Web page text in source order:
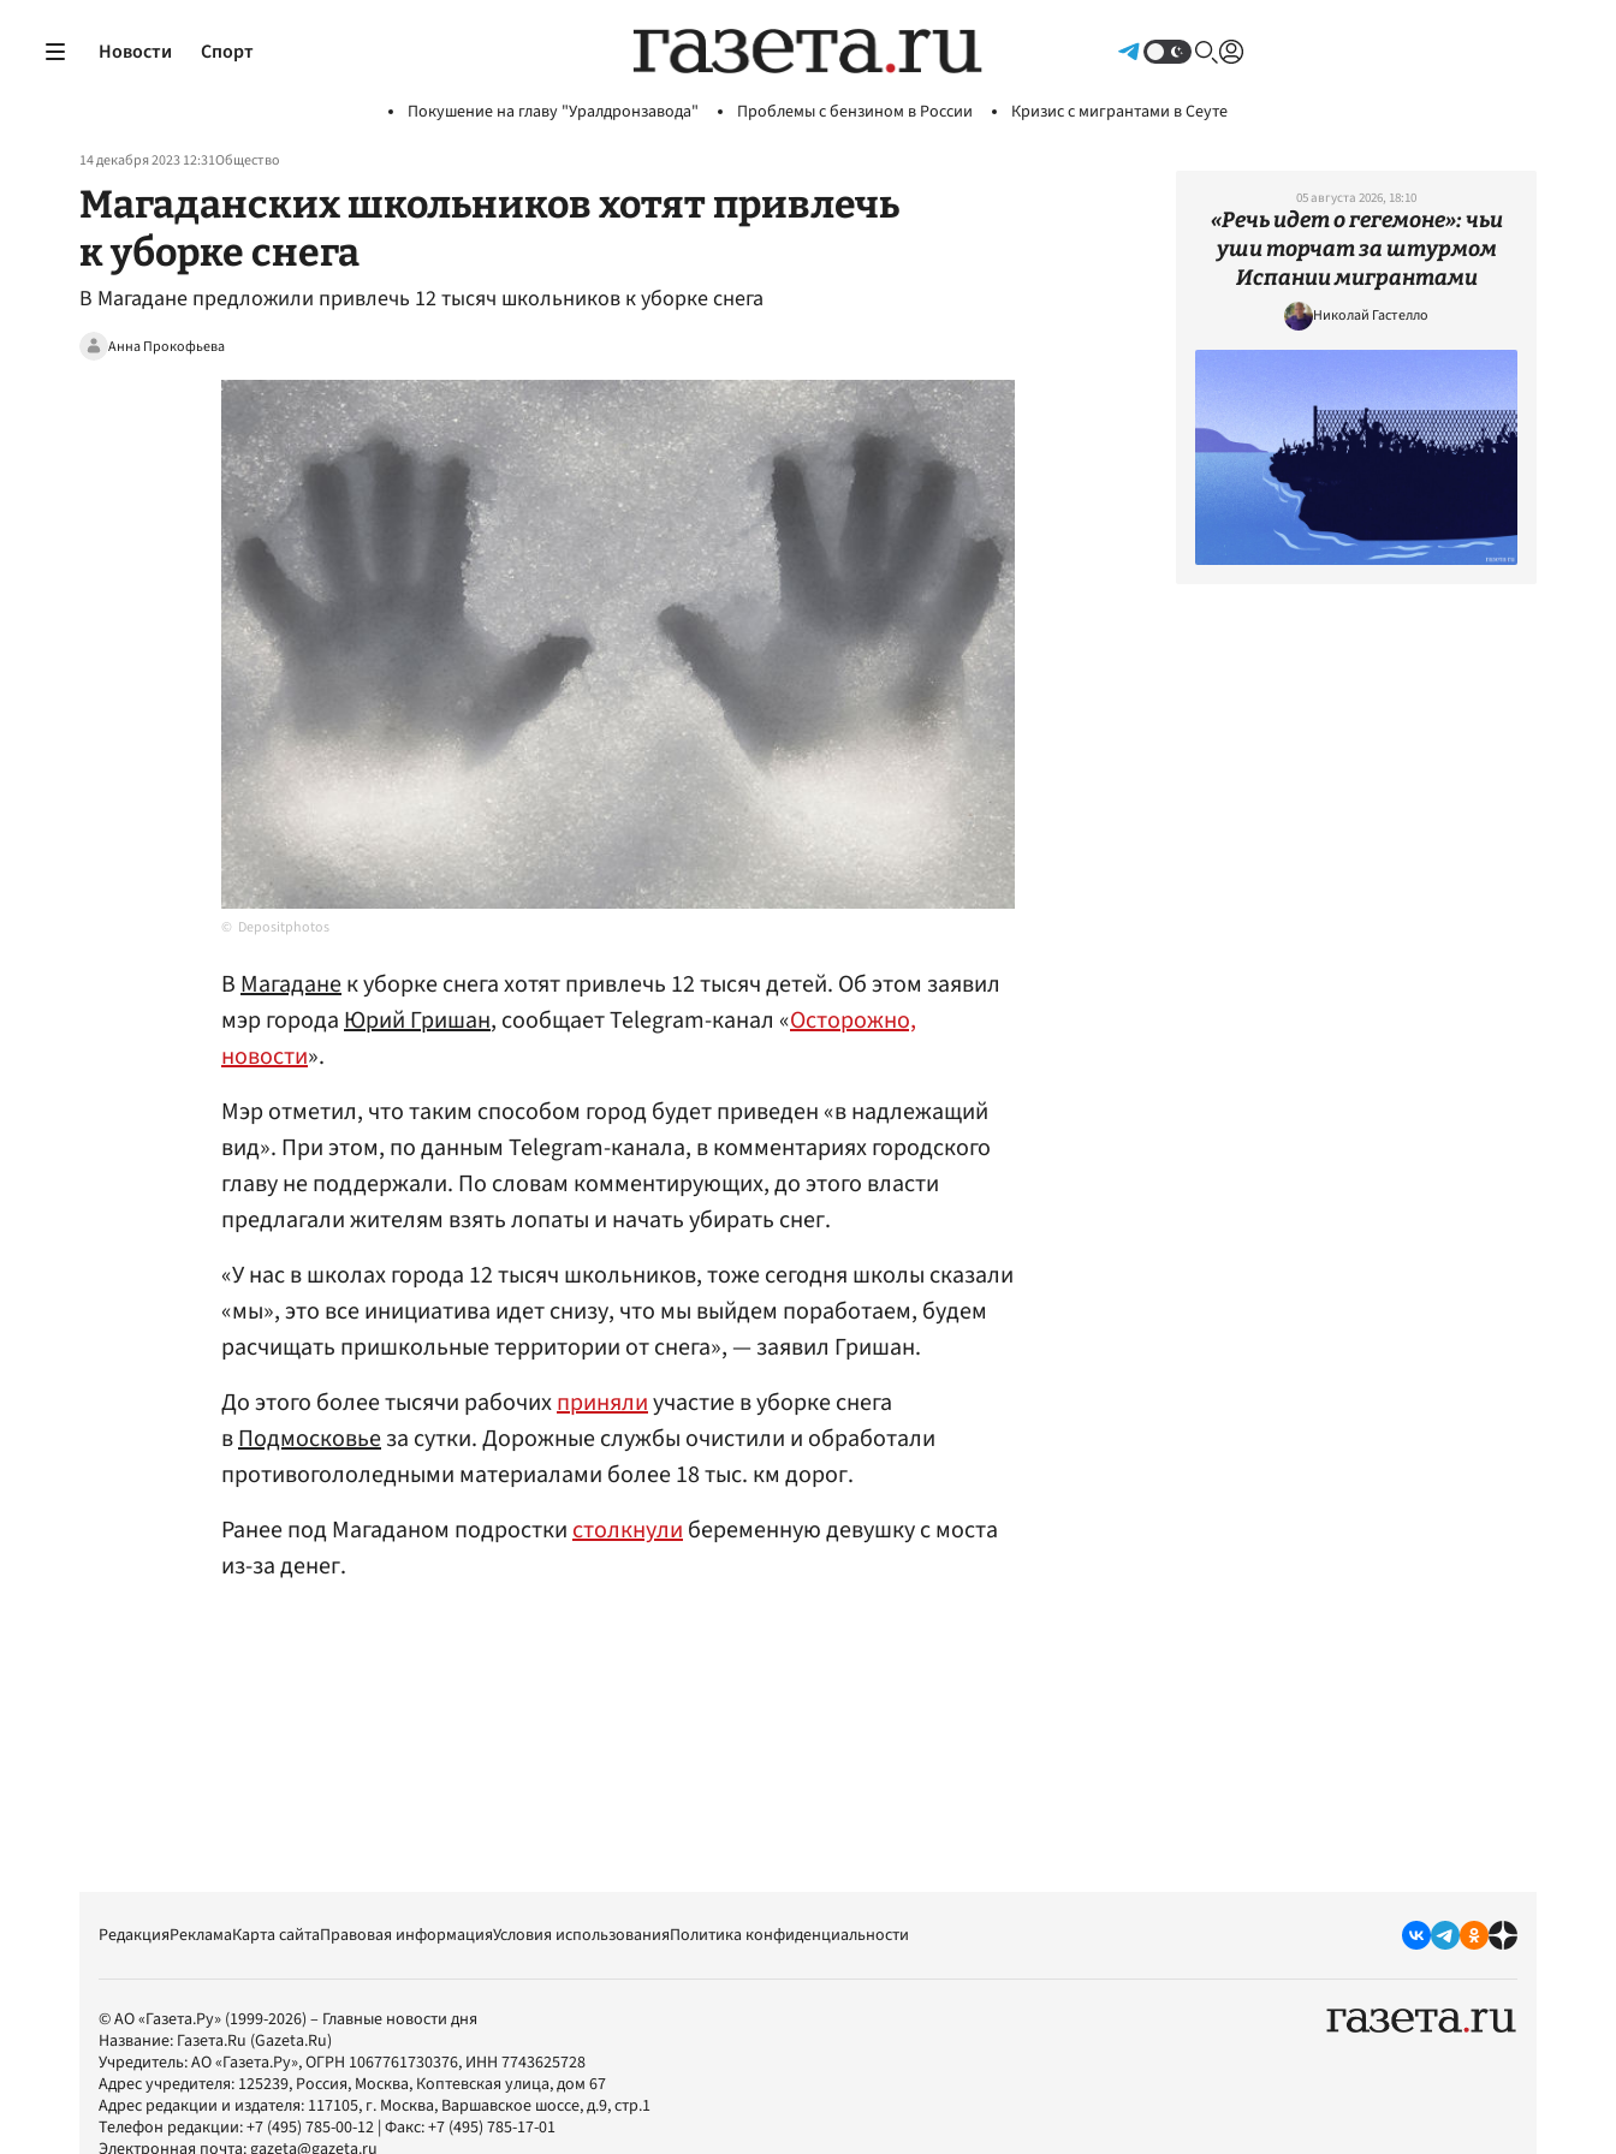
Новости Спорт
Покушение на главу "Уралдронзавода" Проблемы с бензином в России Кризис с мигрантами в Сеуте
14 декабря 2023 12:31Общество
Магаданских школьников хотят привлечь
к уборке снега
В Магадане предложили привлечь 12 тысяч школьников к уборке снега
Анна Прокофьева
Depositphotos
ВМагаданек уборке снега хотят привлечь 12 тысяч детей. Об этом заявил
мэр городаЮрий Гришан, сообщает Telegram-канал «Осторожно,
новости».
Мэр отметил, что таким способом город будет приведен «в надлежащий
вид». При этом, по данным Telegram-канала, в комментариях городского
главу не поддержали. По словам комментирующих, до этого власти
предлагали жителям взять лопаты и начать убирать снег.
«У нас в школах города 12 тысяч школьников, тоже сегодня школы сказали
«мы», это все инициатива идет снизу, что мы выйдем поработаем, будем
расчищать пришкольные территории от снега», — заявил Гришан.
До этого более тысячи рабочихпринялиучастие в уборке снега
вПодмосковьеза сутки. Дорожные службы очистили и обработали
противогололедными материалами более 18 тыс. км дорог.
Ранее под Магаданом подросткистолкнулибеременную девушку с моста
из-за денег.
05 августа 2026, 18:10
«Речь идет о гегемоне»: чьи
уши торчат за штурмом
Испании мигрантами
Николай Гастелло
РедакцияРекламаКарта сайтаПравовая информацияУсловия использованияПолитика конфиденциальности
© АО «Газета.Ру» (1999-2026) – Главные новости дня
Название: Газета.Ru (Gazeta.Ru)
Учредитель:АО «Газета.Ру», ОГРН 1067761730376, ИНН 7743625728
Адрес учредителя: 125239, Россия, Москва, Коптевская улица, дом 67
Адрес редакции и издателя: 117105, г. Москва, Варшавское шоссе, д.9, стр.1
Телефон редакции:+7 (495) 785-00-12 | Факс:+7 (495) 785-17-01
Электронная почта: gazeta@gazeta.ru